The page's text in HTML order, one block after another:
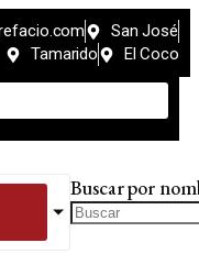
San José
Tamarido
El Coco
Buscar por